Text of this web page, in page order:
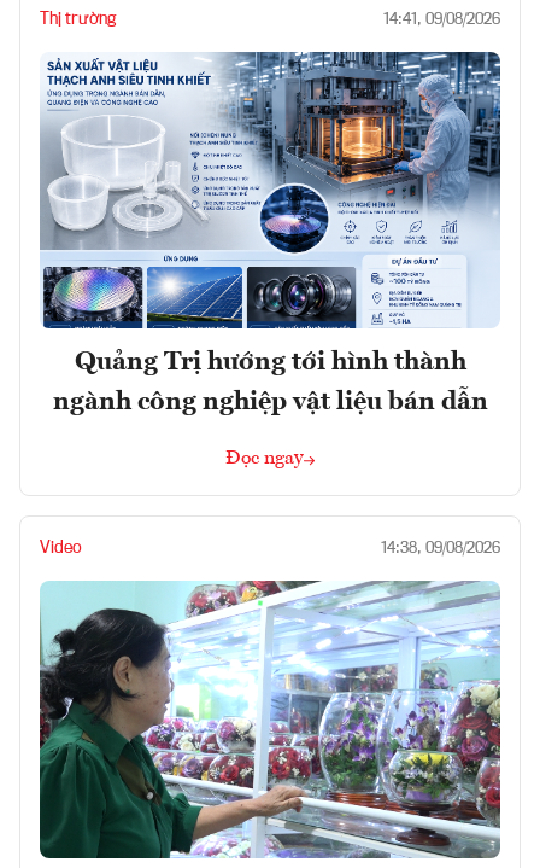
Thị trường 14:41, 09/08/2026
Quảng Trị hướng tới hình thành
ngành công nghiệp vật liệu bán dẫn
Đọc ngay
Video 14:38, 09/08/2026